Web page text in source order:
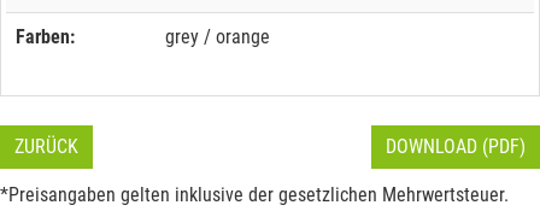
Farben: grey / orange
ZURÜCK DOWNLOAD (PDF)
*Preisangaben gelten inklusive der gesetzlichen Mehrwertsteuer.